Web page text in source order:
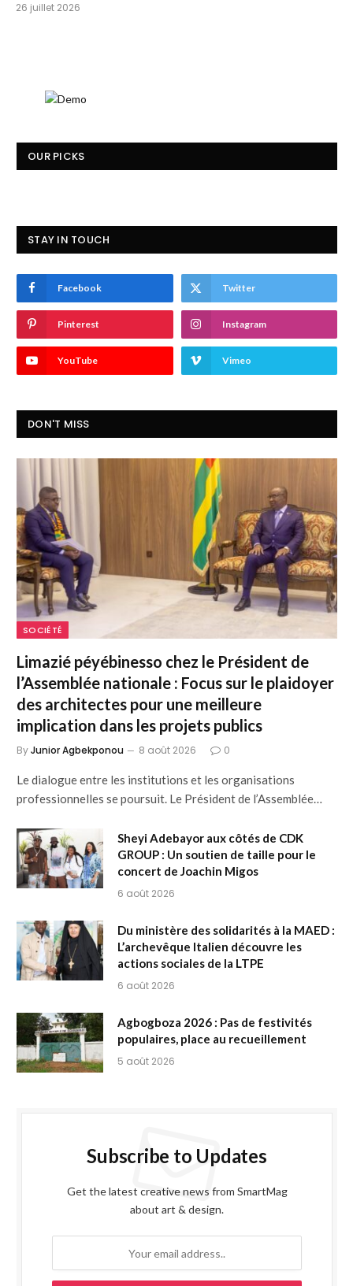
26 juillet 2026
OUR PICKS
STAY IN TOUCH
Facebook Twitter
Pinterest Instagram
YouTube Vimeo
DON'T MISS
SOCIÉTÉ
Limazié péyébinesso chez le Président de
l’Assemblée nationale : Focus sur le plaidoyer
des architectes pour une meilleure
implication dans les projets publics
ByJunior Agbekponou 8 août 2026 0
Le dialogue entre les institutions et les organisations
professionnelles se poursuit. Le Président de l’Assemblée…
Sheyi Adebayor aux côtés de CDK
GROUP : Un soutien de taille pour le
concert de Joachin Migos
6 août 2026
Du ministère des solidarités à la MAED :
L’archevêque Italien découvre les
actions sociales de la LTPE
6 août 2026
Agbogboza 2026 : Pas de festivités
populaires, place au recueillement
5 août 2026
Subscribe to Updates
Get the latest creative news from SmartMag
about art & design.